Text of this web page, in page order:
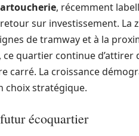
, récemment
sur investissement. La
de tramway et à la
quartier continue
carré. La croissance
choix stratégique.
écoquartier